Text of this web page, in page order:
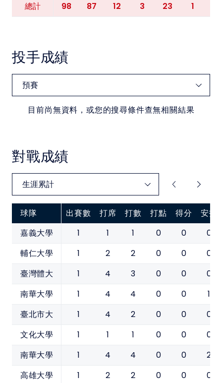
總計 98 87 12 3 23 1
投手成績
目前尚無資料，或您的搜尋條件查無相關結果
對戰成績
球隊 出賽數 打席 打數 打點 得分
安打
嘉義大學
1 1 1 0 0 0
輔仁大學 1 2 2 0 0 0
臺灣體大 1 4 3 0 0 0
南華大學 1 4 4 0 0 1
臺北市大 1 4 2 0 0 0
文化大學 1 1 1 0 0 0
南華大學 1 4 4 0 0 2
高雄大學 1 2 2 0 0 0